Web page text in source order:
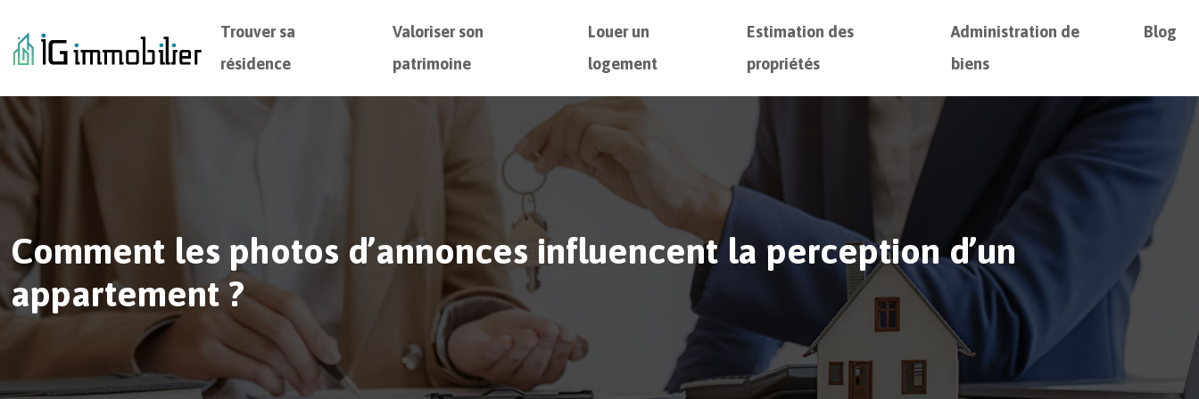
Trouver sa
résidence
Valoriser son
patrimoine
Louer un
logement
Estimation des
propriétés
Administration de
biens
Blog
Comment les photos d’annonces influencent la perception d’un
appartement ?